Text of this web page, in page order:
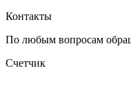
Контакты
По любым вопросам
Счетчик